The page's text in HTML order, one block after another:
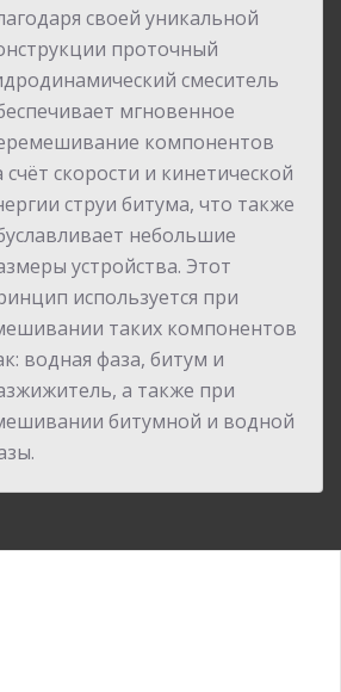
своей уникальной
проточный
смеситель
мгновенное
компонентов
счёт скорости и кинетической
струи битума, что также
небольшие
устройства. Этот
используется при
таких компонентов
водная фаза, битум и
а также при
битумной и водной